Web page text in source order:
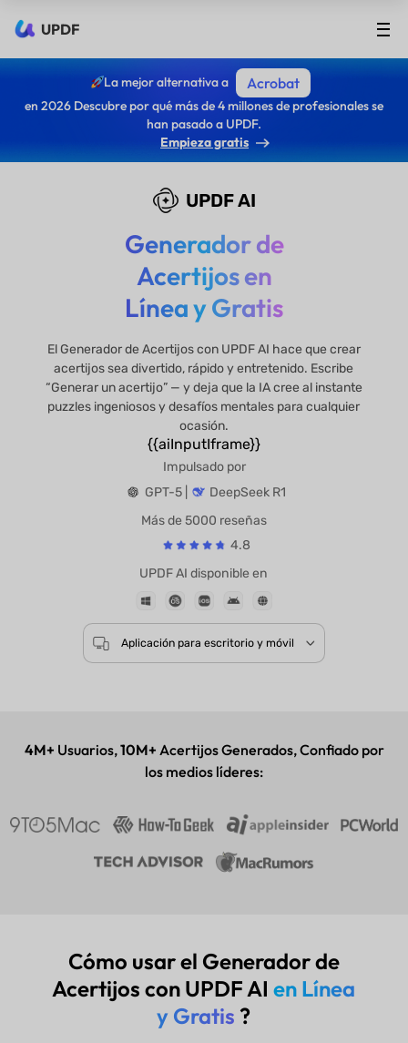
UPDF
La mejor alternativa a Acrobat
en 2026 Descubre por qué más de 4 millones de profesionales se
han pasado a UPDF.
Empieza gratis
UPDF AI
Generador de
Acertijos en
Línea y Gratis
El Generador de Acertijos con UPDF AI hace que crear
acertijos sea divertido, rápido y entretenido. Escribe
“Generar un acertijo” — y deja que la IA cree al instante
puzzles ingeniosos y desafíos mentales para cualquier
ocasión.
{{aiInputIframe}}
Impulsado por
Más de 5000 reseñas
4.8
UPDF AI disponible en
4M+ Usuarios,10M+ Acertijos Generados, Confiado por
los medios líderes:
Cómo usar el Generador de
Acertijos con UPDF AIen Línea
y Gratis ?